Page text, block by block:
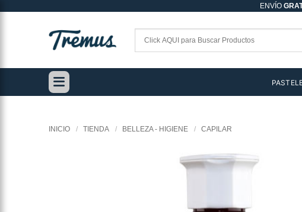
ENVÍO
INICIO / TIENDA / BELLEZA - HIGIENE / CAPILAR